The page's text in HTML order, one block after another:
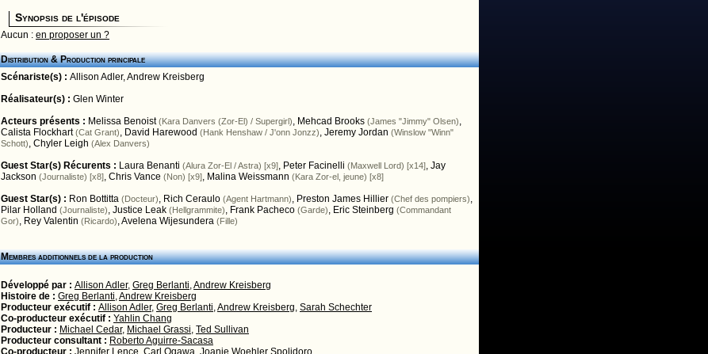
Synopsis de l'épisode
Aucun : en proposer un ?
Distribution & Production principale
Scénariste(s) : Allison Adler,Andrew Kreisberg
Réalisateur(s) : Glen Winter
Acteurs présents : Melissa Benoist (Kara Danvers (Zor-El) / Supergirl), Mehcad Brooks (James "Jimmy" Olsen),
Calista Flockhart (Cat Grant), David Harewood (Hank Henshaw / J'onn Jonzz), Jeremy Jordan (Winslow "Winn"
Schott), Chyler Leigh (Alex Danvers)
Guest Star(s) Récurents : Laura Benanti (Alura Zor-El / Astra) [x9], Peter Facinelli (Maxwell Lord) [x14], Jay
Jackson (Journaliste) [x8], Chris Vance (Non) [x9], Malina Weissmann (Kara Zor-el, jeune) [x8]
Guest Star(s) : Ron Bottitta (Docteur), Rich Ceraulo (Agent Hartmann), Preston James Hillier (Chef des pompiers),
Pilar Holland (Journaliste), Justice Leak (Hellgrammite), Frank Pacheco (Garde), Eric Steinberg (Commandant
Gor), Rey Valentin (Ricardo),Avelena Wijesundera (Fille)
Membres additionnels de la production
Développé par : Allison Adler, Greg Berlanti,Andrew Kreisberg
Histoire de : Greg Berlanti,Andrew Kreisberg
Producteur exécutif : Allison Adler, Greg Berlanti,Andrew Kreisberg, Sarah Schechter
Co-producteur exécutif : Yahlin Chang
Producteur : Michael Cedar, Michael Grassi, Ted Sullivan
Producteur consultant : Roberto Aguirre-Sacasa
Co-producteur : Jennifer Lence Carl Ogawa Joanie Woehler Spolidoro